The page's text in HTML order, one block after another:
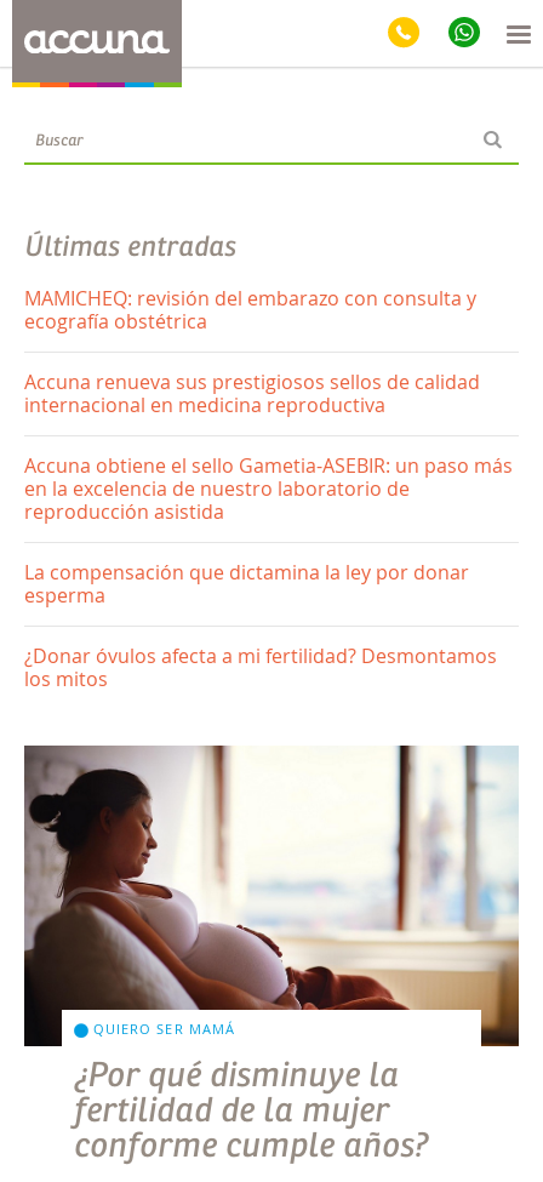
Blog
Últimas entradas
MAMICHEQ: revisión del embarazo con consulta y
ecografía obstétrica
Accuna renueva sus prestigiosos sellos de calidad
internacional en medicina reproductiva
Accuna obtiene el sello Gametia-ASEBIR: un paso más
en la excelencia de nuestro laboratorio de
reproducción asistida
La compensación que dictamina la ley por donar
esperma
¿Donar óvulos afecta a mi fertilidad? Desmontamos
los mitos
QUIERO SER MAMÁ
¿Por qué disminuye la
fertilidad de la mujer
conforme cumple años?